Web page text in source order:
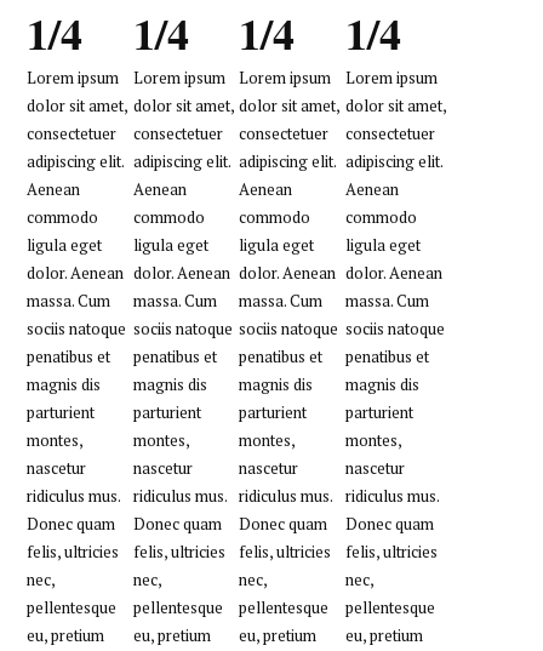
1/4
Lorem ipsum
dolor sit amet,
consectetuer
adipiscing elit.
Aenean
commodo
ligula eget
dolor. Aenean
massa. Cum
sociis natoque
penatibus et
magnis dis
parturient
montes,
nascetur
ridiculus mus.
Donec quam
felis, ultricies
nec,
pellentesque
eu, pretium
1/4
Lorem ipsum
dolor sit amet,
consectetuer
adipiscing elit.
Aenean
commodo
ligula eget
dolor. Aenean
massa. Cum
sociis natoque
penatibus et
magnis dis
parturient
montes,
nascetur
ridiculus mus.
Donec quam
felis, ultricies
nec,
pellentesque
eu, pretium
1/4
Lorem ipsum
dolor sit amet,
consectetuer
adipiscing elit.
Aenean
commodo
ligula eget
dolor. Aenean
massa. Cum
sociis natoque
penatibus et
magnis dis
parturient
montes,
nascetur
ridiculus mus.
Donec quam
felis, ultricies
nec,
pellentesque
eu, pretium
1/4
Lorem ipsum
dolor sit amet,
consectetuer
adipiscing elit.
Aenean
commodo
ligula eget
dolor. Aenean
massa. Cum
sociis natoque
penatibus et
magnis dis
parturient
montes,
nascetur
ridiculus mus.
Donec quam
felis, ultricies
nec,
pellentesque
eu, pretium